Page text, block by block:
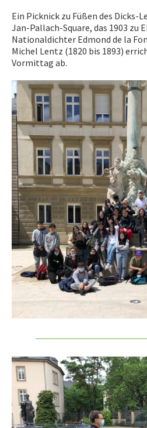
Ein Picknick zu Füßen des Dicks-
Jan-Pallach-Square, das 1903 zu
Nationaldichter Edmond de la
Michel Lentz (1820 bis 1893)
Vormittag ab.